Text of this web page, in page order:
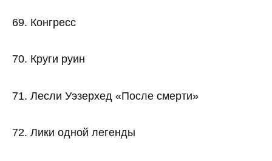
69. Конгресс
70. Круги руин
71. Лесли Уэзерхед «После смерти»
72. Лики одной легенды